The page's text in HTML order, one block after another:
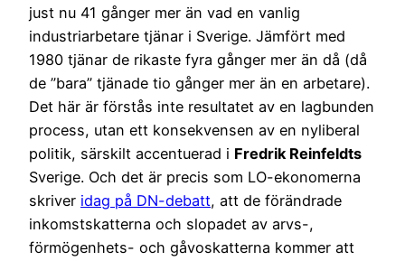
just nu 41 gånger mer än vad en vanlig
industriarbetare tjänar i Sverige. Jämfört med
1980 tjänar de rikaste fyra gånger mer än då (då
de ”bara” tjänade tio gånger mer än en arbetare).
Det här är förstås inte resultatet av en lagbunden
process, utan ett konsekvensen av en nyliberal
politik, särskilt accentuerad i Fredrik Reinfeldts
Sverige. Och det är precis som LO-ekonomerna
skriver idag på DN-debatt, att de förändrade
inkomstskatterna och slopadet av arvs-,
förmögenhets- och gåvoskatterna kommer att